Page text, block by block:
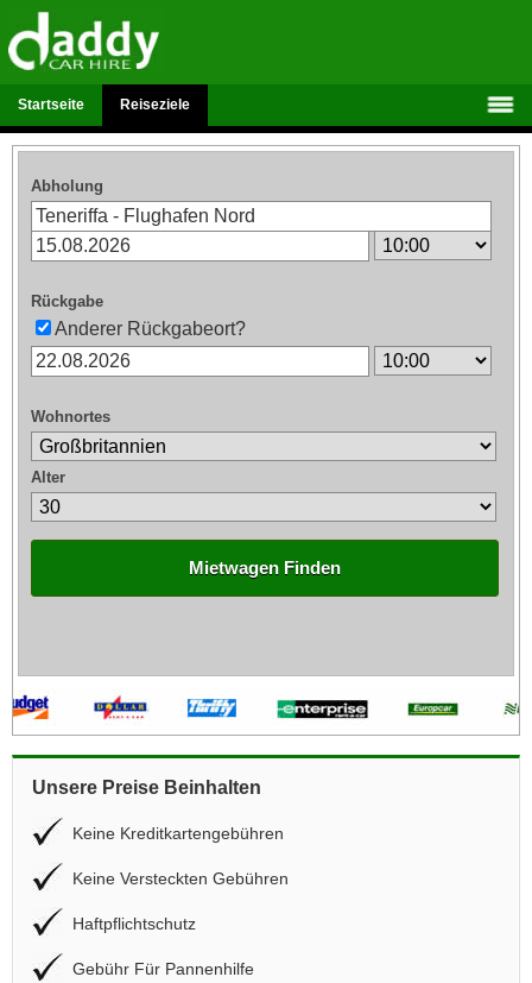
Startseite Reiseziele
Abholung
Rückgabe
Anderer Rückgabeort?
Wohnortes
Alter
Mietwagen Finden
Unsere Preise Beinhalten
Keine Kreditkartengebühren
Keine Versteckten Gebühren
Haftpflichtschutz
Gebühr Für Pannenhilfe